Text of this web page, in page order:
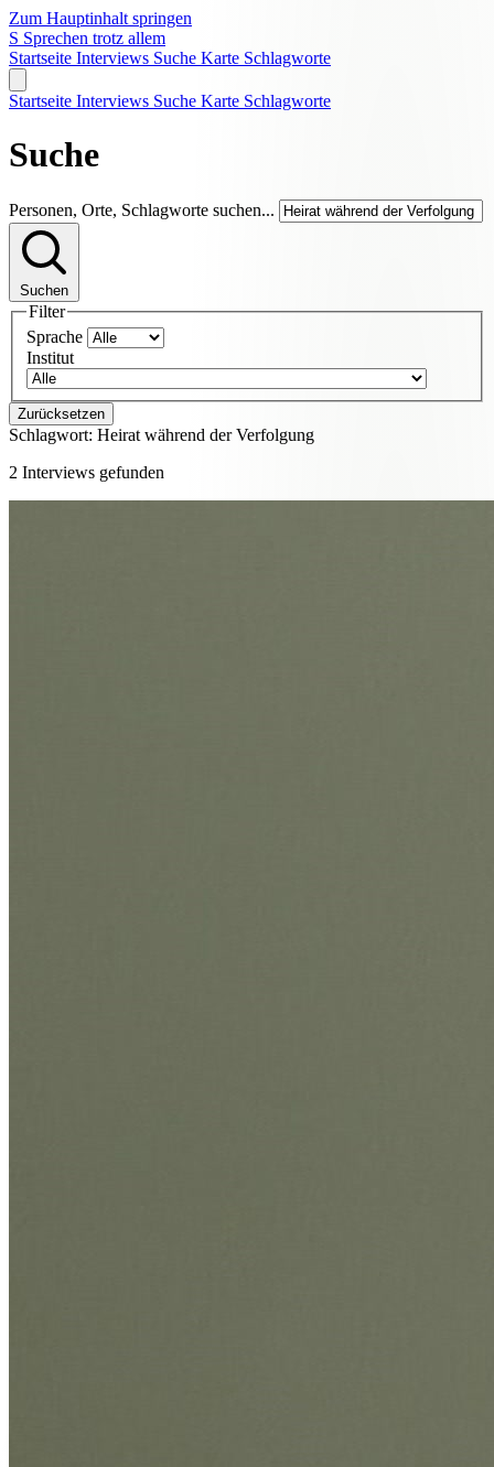
Zum Hauptinhalt springen
S Sprechen trotz allem
Startseite Interviews Suche Karte Schlagworte
Startseite Interviews Suche Karte Schlagworte
Suche
Personen, Orte, Schlagworte suchen...
Suchen
Filter
Sprache
Institut
Zurücksetzen
Schlagwort: Heirat während der Verfolgung
2 Interviews gefunden